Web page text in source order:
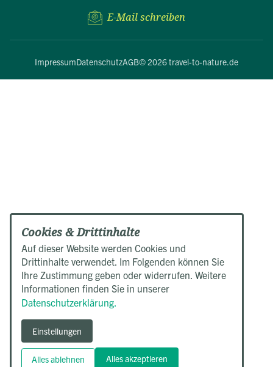
E-Mail schreiben
ImpressumDatenschutzAGB© 2026 travel-to-nature.de
Cookies & Drittinhalte
Auf dieser Website werden Cookies und
Drittinhalte verwendet. Im Folgenden können Sie
Ihre Zustimmung geben oder widerrufen. Weitere
Informationen finden Sie in unserer
Datenschutzerklärung.
Einstellungen
Alles ablehnen Alles akzeptieren